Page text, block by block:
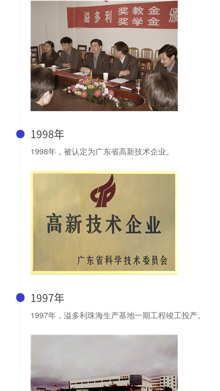
1998年
1998年，被认定为广东省高新技术企业。
1997年
1997年，溢多利珠海生产基地一期工程竣工投产。